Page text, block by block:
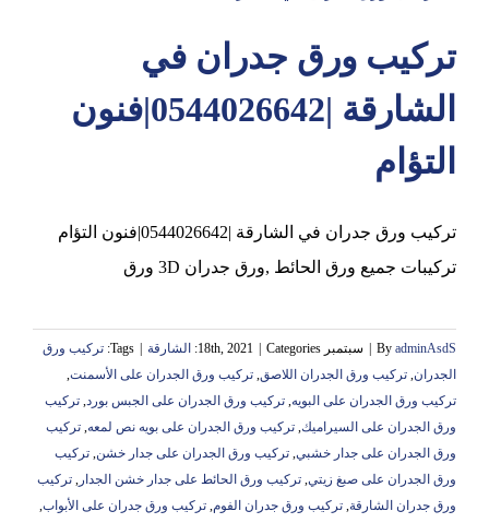
تركيب ورق جدران في
الشارقة |0544026642|فنون
التؤام
تركيب ورق جدران في الشارقة |0544026642|فنون التؤام
تركيبات جميع ورق الحائط ,ورق جدران 3D ورق
By adminAsdS سبتمبر 18th, 2021 Categories: الشارقة Tags: تركيب ورق
الجدران, تركيب ورق الجدران اللاصق, تركيب ورق الجدران على الأسمنت,
تركيب ورق الجدران على البويه, تركيب ورق الجدران على الجبس بورد, تركيب
ورق الجدران على السيراميك, تركيب ورق الجدران على بويه نص لمعه, تركيب
ورق الجدران على جدار خشبي, تركيب ورق الجدران على جدار خشن, تركيب
ورق الجدران على صبغ زيتي, تركيب ورق الحائط على جدار خشن الجدار , تركيب
ورق جدران الشارقة, تركيب ورق جدران الفوم, تركيب ورق جدران على الأبواب,